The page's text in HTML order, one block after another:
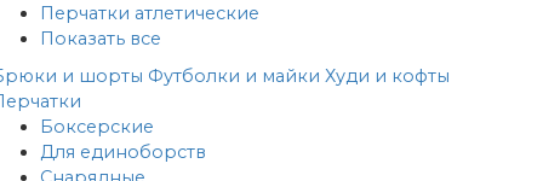
Перчатки атлетические
Показать все
и шорты Футболки и майки Худи и кофты
Боксерские
Для единоборств